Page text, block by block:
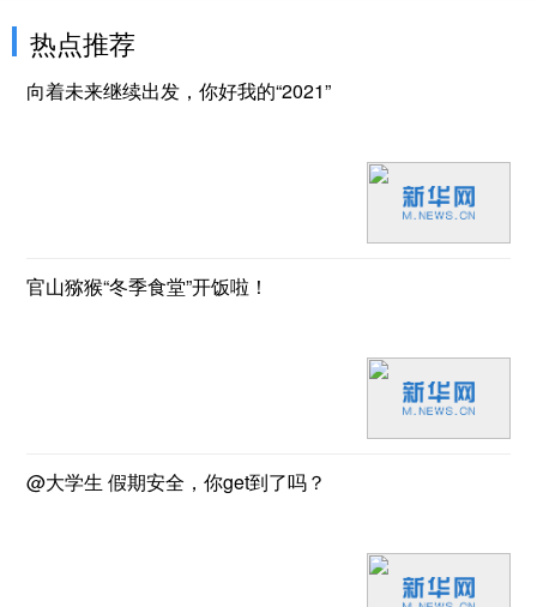
热点推荐
向着未来继续出发，你好我的“2021”
官山猕猴“冬季食堂”开饭啦！
@大学生 假期安全，你get到了吗？